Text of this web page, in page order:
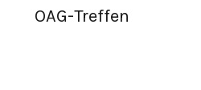
OAG-Treffen